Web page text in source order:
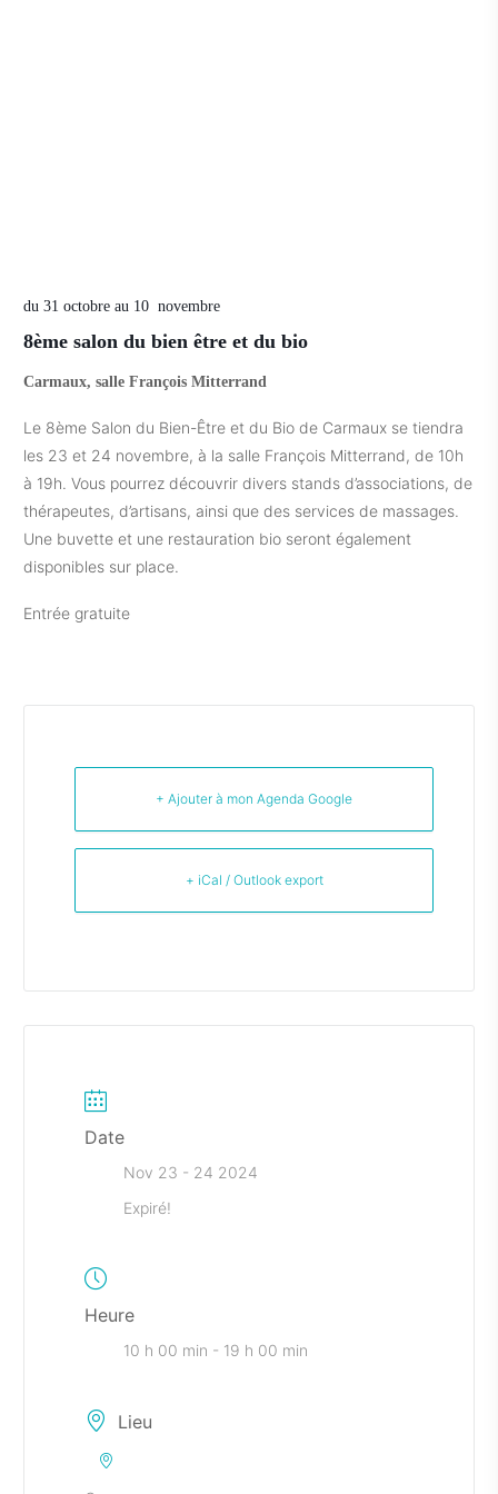
du 31 octobre au 10 novembre
8ème salon du bien être et du bio
Carmaux, salle François Mitterrand
Le 8ème Salon du Bien-Être et du Bio de Carmaux se tiendra
les 23 et 24 novembre, à la salle François Mitterrand, de 10h
à 19h. Vous pourrez découvrir divers stands d’associations, de
thérapeutes, d’artisans, ainsi que des services de massages.
Une buvette et une restauration bio seront également
disponibles sur place.
Entrée gratuite
+ Ajouter à mon Agenda Google
+ iCal / Outlook export
Date
Nov 23 - 24 2024
Expiré!
Heure
10 h 00 min - 19 h 00 min
Lieu